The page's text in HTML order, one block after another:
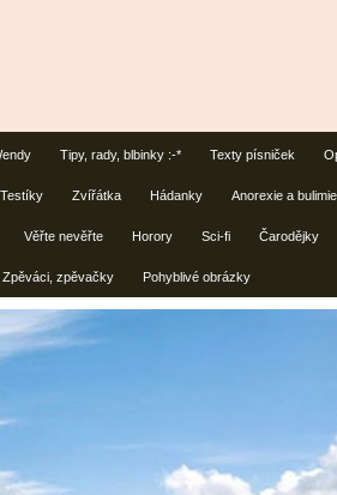
Tipy, rady, blbinky :-* Texty písniček
Testíky Zvířátka Hádanky Anorexie a bulimie
Věřte nevěřte Horory Sci-fi Čarodějky
Zpěváci, zpěvačky Pohyblivé obrázky